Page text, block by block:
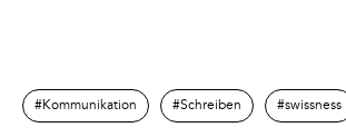
Kommunikation Schreiben swissness